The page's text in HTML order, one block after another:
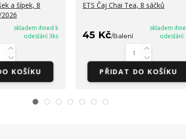
a šípek, 8
skladem ihned k
odeslání 3ks
KOŠÍKU
ETS Čaj Chai Tea, 8 sáčků
45 Kč/Balení
skladem
odeslání
PŘIDAT DO KOŠÍKU